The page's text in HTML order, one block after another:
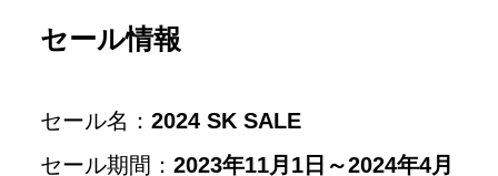
セール情報
セール名： 2024 SK SALE
セール期間： 2023年11月1日～2024年4月